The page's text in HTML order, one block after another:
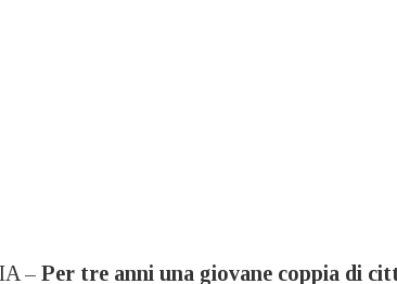
– Per tre anni una giovane coppia di